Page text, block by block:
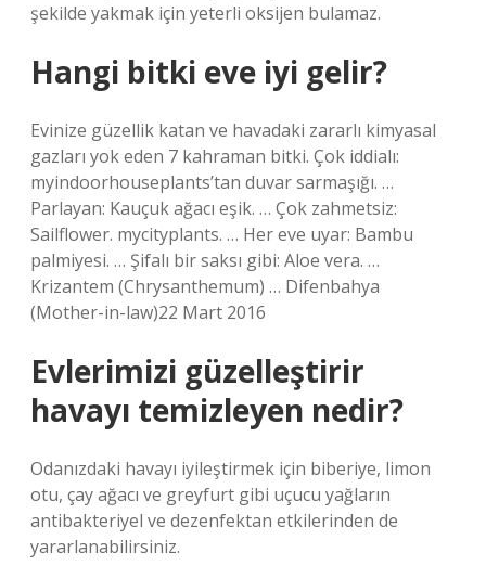
şekilde yakmak için yeterli oksijen bulamaz.
Hangi bitki eve iyi gelir?
Evinize güzellik katan ve havadaki zararlı kimyasal
gazları yok eden 7 kahraman bitki. Çok iddialı:
myindoorhouseplants’tan duvar sarmaşığı. …
Parlayan: Kauçuk ağacı eşik. … Çok zahmetsiz:
Sailflower. mycityplants. … Her eve uyar: Bambu
palmiyesi. … Şifalı bir saksı gibi: Aloe vera. …
Krizantem (Chrysanthemum) … Difenbahya
(Mother-in-law)22 Mart 2016
Evlerimizi güzelleştirir
havayı temizleyen nedir?
Odanızdaki havayı iyileştirmek için biberiye, limon
otu, çay ağacı ve greyfurt gibi uçucu yağların
antibakteriyel ve dezenfektan etkilerinden de
yararlanabilirsiniz.